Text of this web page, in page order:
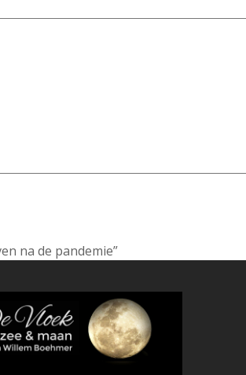
na de pandemie”